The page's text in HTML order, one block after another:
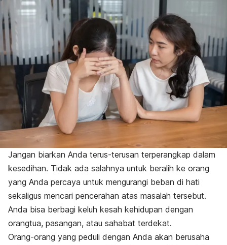
Jangan biarkan Anda terus-terusan terperangkap dalam
kesedihan. Tidak ada salahnya untuk beralih ke orang
yang Anda percaya untuk mengurangi beban di hati
sekaligus mencari pencerahan atas masalah tersebut.
Anda bisa berbagi keluh kesah kehidupan dengan
orangtua, pasangan, atau sahabat terdekat.
Orang-orang yang peduli dengan Anda akan berusaha